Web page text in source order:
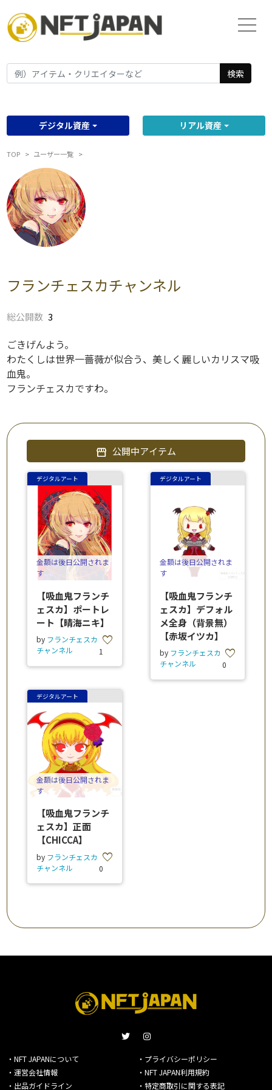
検索
デジタル資産 リアル資産
TOP ユーザー一覧
フランチェスカチャンネル
総公開数 3
ごきげんよう。
わたくしは世界一薔薇が似合う、美しく麗しいカリスマ吸
血鬼。
フランチェスカですわ。
storefront 公開中アイテム
デジタルアート
金額は後日公開されま
す
【吸血鬼フランチ
ェスカ】ポートレ
ート【晴海ニキ】
by フランチェスカ
チャンネル
favorite
1
デジタルアート
金額は後日公開されま
す
【吸血鬼フランチ
ェスカ】デフォル
メ全身（背景無）
【赤坂イツカ】
by フランチェスカ
チャンネル
favorite
0
デジタルアート
金額は後日公開されま
す
【吸血鬼フランチ
ェスカ】正面
【CHICCA】
by フランチェスカ
チャンネル
favorite
0
・NFT JAPANについて
・運営会社情報
・出品ガイドライン
・プライバシーポリシー
・NFT JAPAN利用規約
・特定商取引に関する表記